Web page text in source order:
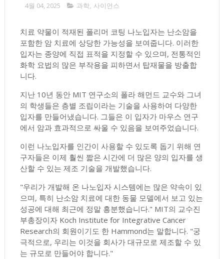
4월 04, 2025 과학, 사이언스
치료 약물이 적재된 폴리머 코팅 나노입자는 난소암을
포함한 암 치료에 상당한 가능성을 보여줍니다. 이러한
입자는 종양에 직접 표적을 지정할 수 있으며, 전통적인
화학 요법의 많은 부작용을 피하면서 탑재물을 방출합
니다.
지난 10년 동안 MIT 연구소의 폴라 해먼드 교수와 그녀
의 학생들은 층별 조립이라는 기술을 사용하여 다양한
입자를 만들어냈습니다. 그들은 이 입자가 마우스 연구
에서 암과 효과적으로 싸울 수 있음을 보여주었습니다.
이런 나노입자를 인간이 사용할 수 있도록 돕기 위해 연
구자들은 이제 훨씬 짧은 시간에 더 많은 양의 입자를 생
산할 수 있는 제조 기술을 개발했습니다.
"우리가 개발해 온 나노입자 시스템에는 많은 약속이 있
으며, 특히 난소암 치료에 대한 동물 모델에서 보고 있는
성공에 대해 최근에 정말 흥분했습니다." MIT의 교수진
부총장이자 Koch Institute for Integrative Cancer
Research의 회원이기도 한 Hammond는 말합니다. "궁
극적으로, 우리는 이것을 회사가 대규모로 제조할 수 있
는 규모로 만들어야 합니다."